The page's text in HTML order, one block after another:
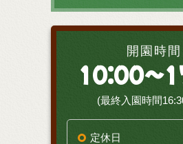
開園時間
10:00～
(最終入園時間
定休日